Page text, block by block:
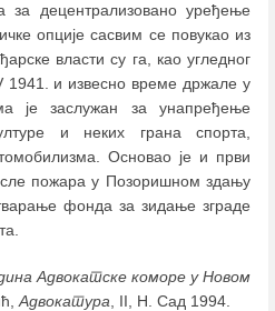
за децентрализовано уређење
опције сасвим се повукао из
власти су га, као угледног
1941. и извесно време држале у
је заслужан за унапређење
и неких грана спорта,
Основао је и први
пожара у Позоришном здању
фонда за зидање зграде
Адвокатске коморе у Новом
Адвокатура , II, Н. Сад 1994.